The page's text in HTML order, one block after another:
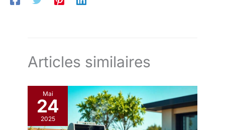
Articles similaires
Mai
24
2025